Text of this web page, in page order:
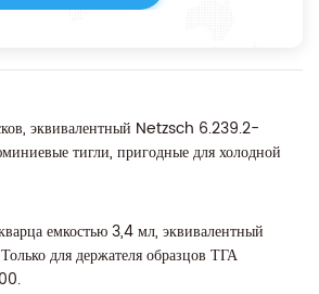
эквивалентный Netzsch 6.239.2-
тигли, пригодные для холодной
емкостью 3,4 мл, эквивалентный
для держателя образцов ТГА